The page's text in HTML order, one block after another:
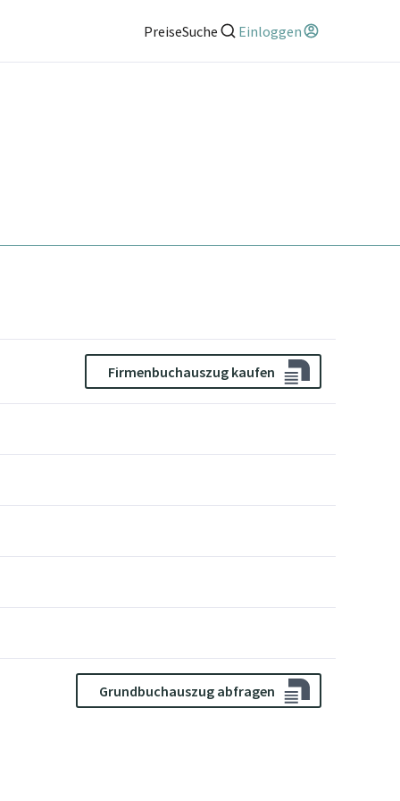
PreiseSuche Einloggen
Firmenbuchauszug kaufen
Grundbuchauszug abfragen